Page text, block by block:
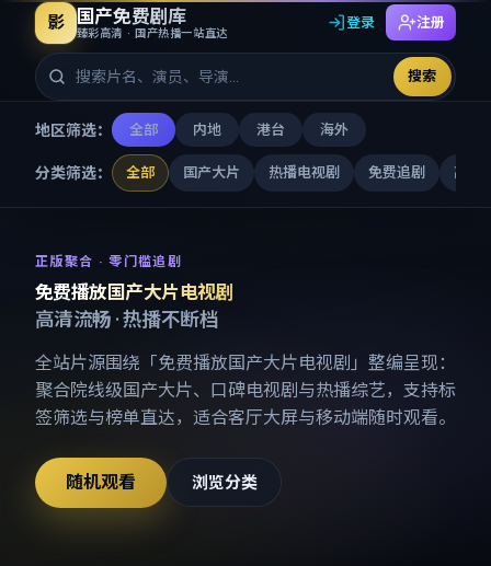
影 国产免费剧库
臻彩高清 · 国产热播一站直达
搜索
登录 注册
地区筛选： 全部 内地 港台 海外
分类筛选： 全部 国产大片 热播电视剧 免费追剧 高清
正版聚合 · 零门槛追剧
免费播放国产大片电视剧
高清流畅 · 热播不断档
全站片源围绕「免费播放国产大片电视剧 」整编呈现：
聚合院线级国产大片、口碑电视剧与热播综艺，支持标
签筛选与榜单直达，适合客厅大屏与移动端随时观看。
随机观看 浏览分类